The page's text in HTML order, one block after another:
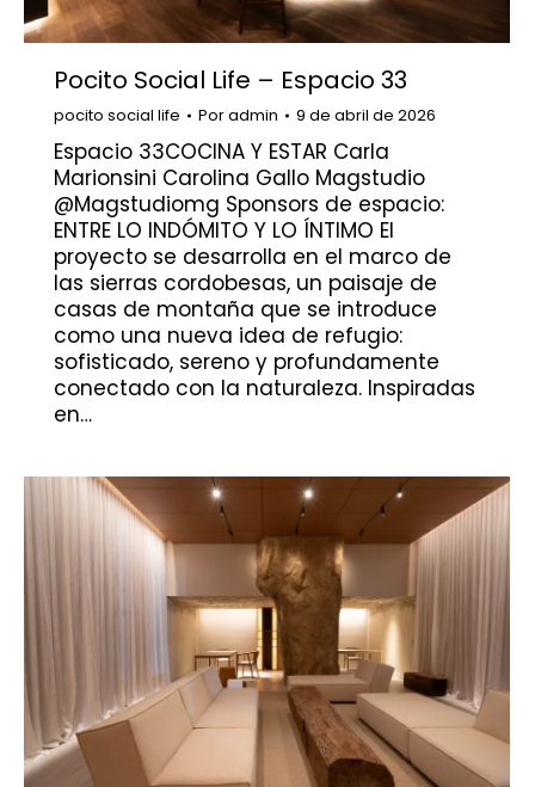
Pocito Social Life – Espacio 33
pocito social life Poradmin 9 de abril de 2026
Espacio 33COCINA Y ESTAR Carla
Marionsini Carolina Gallo Magstudio
@Magstudiomg Sponsors de espacio:
ENTRE LO INDÓMITO Y LO ÍNTIMO El
proyecto se desarrolla en el marco de
las sierras cordobesas, un paisaje de
casas de montaña que se introduce
como una nueva idea de refugio:
sofisticado, sereno y profundamente
conectado con la naturaleza. Inspiradas
en…